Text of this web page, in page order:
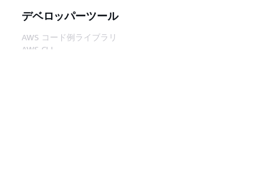
デベロッパーツール
AWS コード例ライブラリ
AWS CLI